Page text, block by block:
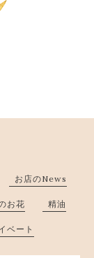
お店のNews
お花 精油
ベート